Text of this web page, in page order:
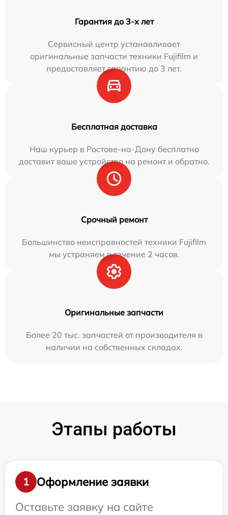
Гарантия до 3-х лет
Сервисный центр устанавливает
оригинальные запчасти техники Fujifilm и
предоставляет гарантию до 3 лет.
Бесплатная доставка
Наш курьер в Ростове-на-Дону бесплатно
доставит ваше устройство на ремонт и обратно.
Срочный ремонт
Большинство неисправностей техники Fujifilm
мы устраняем в течение 2 часов.
Оригинальные запчасти
Более 20 тыс. запчастей от производителя в
наличии на собственных складах.
Этапы работы
1
Оформление заявки
Оставьте заявку на сайте